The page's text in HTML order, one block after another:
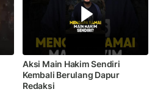
Aksi Main Hakim Sendiri
Kembali Berulang Dapur
Redaksi